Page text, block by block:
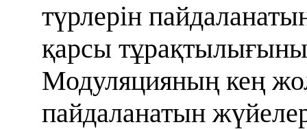
түрлерін
қарсы
Модуляцияның кең
пайдаланатын